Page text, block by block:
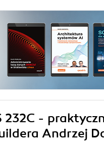
-
Andrzej